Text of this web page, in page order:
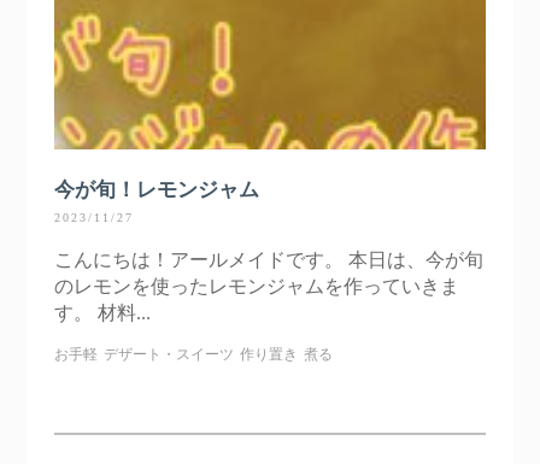
今が旬！レモンジャム
2023/11/27
こんにちは！アールメイドです。 本日は、今が旬
のレモンを使ったレモンジャムを作っていきま
す。 材料...
お手軽 デザート・スイーツ 作り置き 煮る